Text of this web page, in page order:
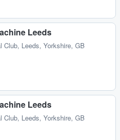
Leeds
Club, Leeds, Yorkshire, GB
Leeds
Club, Leeds, Yorkshire, GB